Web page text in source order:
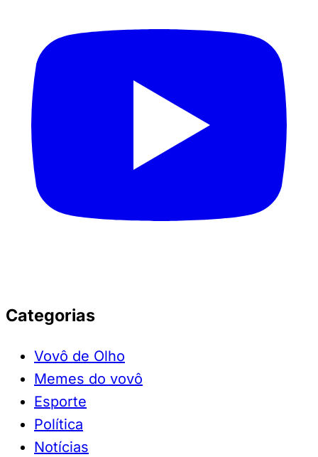
Categorias
Vovô de Olho
Memes do vovô
Esporte
Política
Notícias